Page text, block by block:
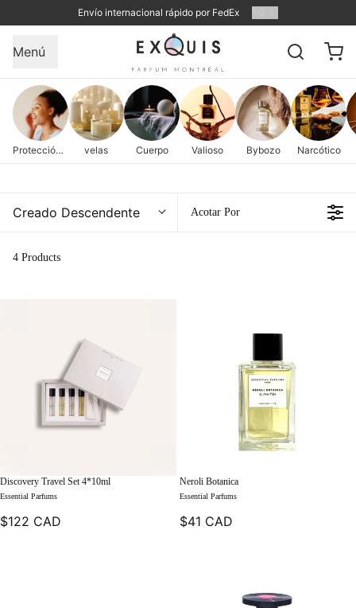
Envío internacional rápido por FedEx
Menú
Protección de la piel velas Cuerpo Valioso Bybozo Narcótico
Creado Descendente Acotar Por
4 Products
Discovery Travel Set 4*10ml
Essential Parfums
$122 CAD
Neroli Botanica
Essential Parfums
$41 CAD